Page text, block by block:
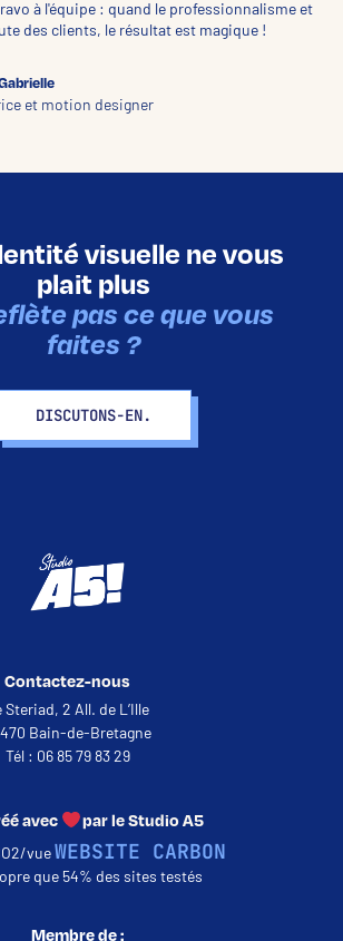
à l'équipe : quand le professionnalisme et
des clients, le résultat est magique !
et motion designer
visuelle ne vous
plait plus
pas ce que vous
faites ?
DISCUTONS-EN.
Contactez-nous
Steriad, 2 All. de L’Ille
Bain-de-Bretagne
Tél : 06 85 79 83 29
avec par le Studio A5
vueWEBSITE CARBON
que 54% des sites testés
Membre de :